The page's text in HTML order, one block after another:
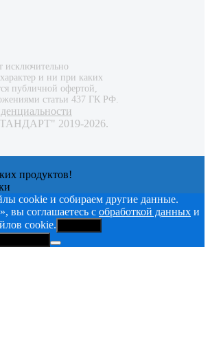
исключительно
и ни при каких
публичной офертой,
статьи 437 ГК РФ.
2019-2026.
продуктов!
cookie и собираем другие данные.
вы соглашаетесь с обработкой данных и
cookie.